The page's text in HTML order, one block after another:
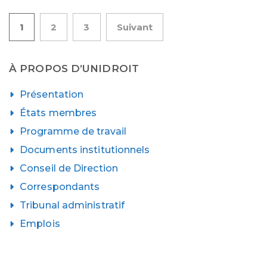
Pagination
publications
1 2 3 Suivant
À PROPOS D’UNIDROIT
Présentation
États membres
Programme de travail
Documents institutionnels
Conseil de Direction
Correspondants
Tribunal administratif
Emplois